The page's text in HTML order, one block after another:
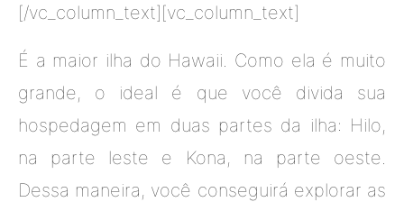
[/vc_column_text][vc_column_text]
É a maior ilha do Hawaii. Como ela é muito
grande, o ideal é que você divida sua
hospedagem em duas partes da ilha: Hilo,
na parte leste e Kona, na parte oeste.
Dessa maneira, você conseguirá explorar as